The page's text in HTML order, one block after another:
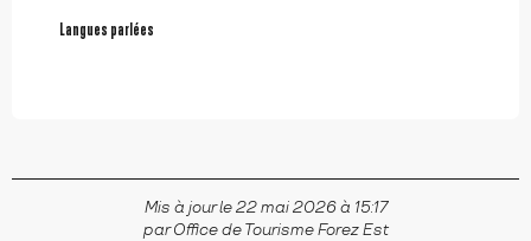
Langues parlées
Langues parlées
Mis à jour le 22 mai 2026 à 15:17
par Office de Tourisme Forez Est